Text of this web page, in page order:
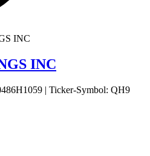
INC
| Ticker-Symbol: QH9